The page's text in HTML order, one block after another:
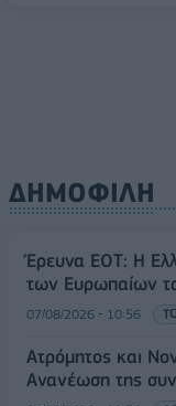
ΔΗΜΟΦΙΛΗ
Έρευνα ΕΟΤ: Η
των Ευρωπαίων
07/08/2026 - 10:56
Ατρόμητος και
Ανανέωση της